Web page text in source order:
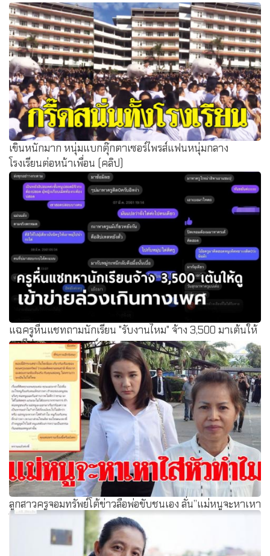
เขินหนักมาก หนุ่มแบกตุ๊กตาเซอร์ไพรส์แฟนหนุ่มกลาง
โรงเรียนต่อหน้าเพื่อน (คลิป)
แฉครูหื่นแชทถามนักเรียน "รับงานไหม" จ้าง 3,500 มาเต้นให้
ดู ขู่ไม่มาเกรดติดศูนย์
ลูกสาวครูจอมทรัพย์โต้ข่าวลือพ่อขับชนเอง ลั่น”แม่หนูจะหาเหา